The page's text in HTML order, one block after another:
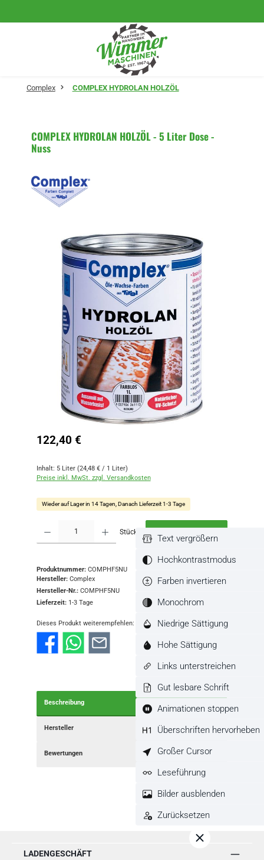
Complex COMPLEX HYDROLAN HOLZÖL
COMPLEX HYDROLAN HOLZÖL - 5 Liter Dose -
Nuss
Bildergalerie überspringen
Regulärer Preis:
122,40 €
Inhalt: 5 Liter (24,48 € / 1 Liter)
Preise inkl. MwSt. zzgl. Versandkosten
Wieder auf Lager in 14 Tagen, Danach Lieferzeit 1-3 Tage
Stück In den Warenkorb
Produktnummer: COMPHF5NU
Hersteller: Complex
Hersteller-Nr.: COMPHF5NU
Lieferzeit: 1-3 Tage
Dieses Produkt weiterempfehlen:
Beschreibung
Hersteller
Bewertungen
LADENGESCHÄFT
Text vergrößern
Hochkontrastmodus
Farben invertieren
Monochrom
Niedrige Sättigung
Hohe Sättigung
Links unterstreichen
Gut lesbare Schrift
Animationen stoppen
Überschriften hervorheben
Großer Cursor
Leseführung
Bilder ausblenden
Zurücksetzen